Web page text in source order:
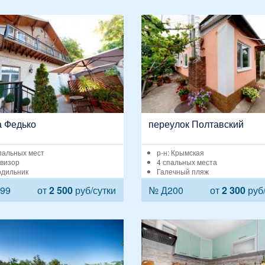
Федько
мест
от2 500руб/сутки
переулок Полтавский
р-н: Крымская
4 спальных места
Галечный пляж
№ Д200 от2 300